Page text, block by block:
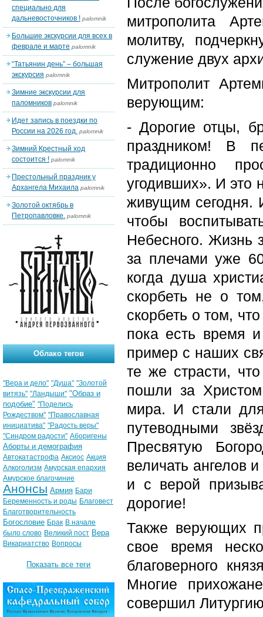
митрополита
молитву,
служение двух
Митрополит
верующим:
- Дорогие отцы,
праздником! В
традиционно
угодивших». И это
живущим сегодня.
чтобы
Небесного. Жизнь
за плечами уже
когда душа
скорбеть не о
скорбеть о том,
пока есть время
пример с наших
те же страсти,
пошли за
мира. И стали
путеводными
Пресвятую
величать ангелов
и с верой
дорогие!
Также верующих
свое время
благоверного
Многие
совершил
специально для
дальневосточников ! palomnik
Большие экскурсии для всех в
феврале и марте palomnik
“Татьянин день” – большая
экскурсия palomnik
Зимние экскурсии для
паломников palomnik
Идет запись в поездки по
России на 2026 год. palomnik
Зимний Крестный ход
состоится ! palomnik
Престольный праздник у
Архангела Михаила palomnik
Золотой октябрь в
Петропавловке. palomnik
Облако тегов
"Вера и дело" "Душа" "Золотой
витязь" "Ландыши" "Образ и
подобие" "Поделись
Рождеством" "Православная
инициатива" "Радость веры"
"Синдром радости" Аборигены
Аборты и демография
Автокатастрофа Аксиос Акция
Алкоголизм Амурская епархия
Амурское благочиние
Анонсы Армия Бари
Беременность и роды Благовест
Благотворительность
Богословие Брак В начале
было слово Великий пост Вера
Викариатство Вопросы
Показать все теги